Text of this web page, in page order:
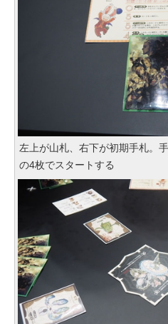
左上が山札、右下が初期手札。
の4枚でスタートする